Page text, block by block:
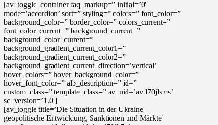
[av_toggle_container faq_markup=” initial=’0′
mode=’accordion’ sort=” styling=” colors=” font_color=”
background_color=” border_color=” colors_current=”
font_color_current=” background_current=”
background_color_current=”
background_gradient_current_color1=”
background_gradient_current_color2=”
background_gradient_current_direction=’vertical’
hover_colors=” hover_background_color=”
hover_font_color=” alb_description=” id=”
custom_class=” template_class=” av_uid=’av-l70jlsms’
sc_version=’1.0′]
[av_toggle title=’Die Situation in der Ukraine –
geopolitische Entwicklung, Sanktionen und Märkte’